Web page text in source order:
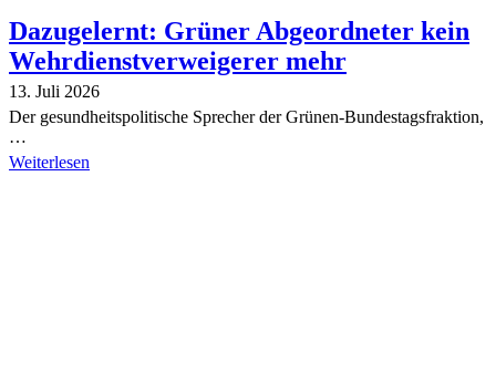
Dazugelernt: Grüner Abgeordneter kein
Wehrdienstverweigerer mehr
13. Juli 2026
Der gesundheitspolitische Sprecher der Grünen-Bundestagsfraktion,
…
Weiterlesen